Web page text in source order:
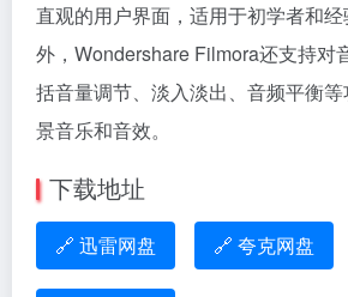
直观的用户界面，适用于初学者和
外，Wondershare Filmora还支持对
括音量调节、淡入淡出、音频平衡
景音乐和音效。
下载地址
🔗 迅雷网盘 🔗 夸克网盘